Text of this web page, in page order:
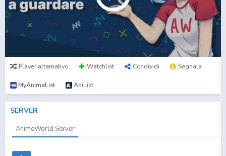
Player alternativo Watchlist Condividi Segnala
MyAnimeList AniList
SERVER
AnimeWorld Server